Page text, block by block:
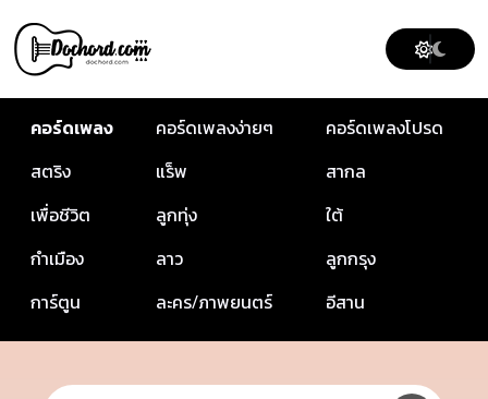
คอร์ดเพลง คอร์ดเพลงง่ายๆ
คอร์ดเพลงโปรด
สตริง
แร็พ
สากล
เพื่อชีวิต
ลูกทุ่ง
ใต้
กำเมือง
ลาว
ลูกกรุง
การ์ตูน
ละคร/ภาพยนตร์ อีสาน